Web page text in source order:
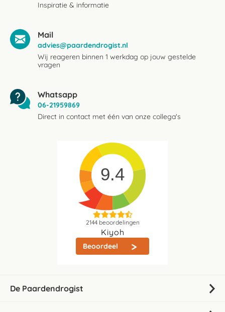
Inspiratie & informatie
Mail
advies@paardendrogist.nl
Wij reageren binnen 1 werkdag op jouw gestelde
vragen
Whatsapp
06-21959869
Direct in contact met één van onze collega's
9.4
2144beoordelingen
Kiyoh
Beoordeel
De Paardendrogist